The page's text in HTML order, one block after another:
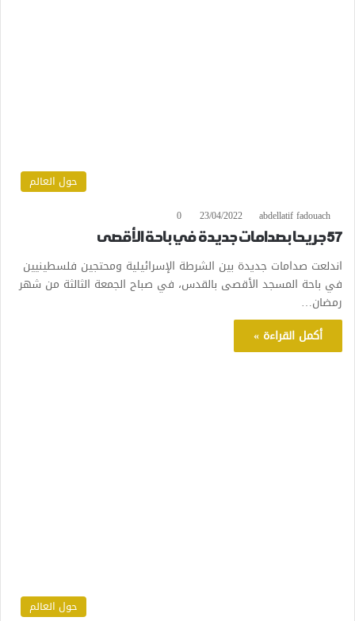
حول العالم
abdellatif fadouach
23/04/2022
0
57 جريحا بصدامات جديدة في باحة الأقصى
اندلعت صدامات جديدة بين الشرطة الإسرائيلية ومحتجين فلسطينيين
في باحة المسجد الأقصى بالقدس، في صباح الجمعة الثالثة من شهر
رمضان…
أكمل القراءة »
حول العالم